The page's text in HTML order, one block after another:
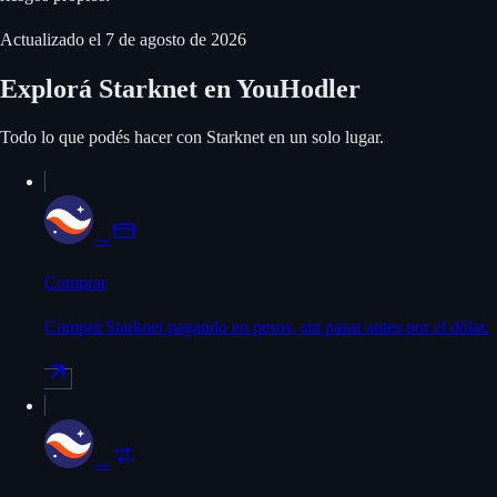
Actualizado el 7 de agosto de 2026
Explorá Starknet en YouHodler
Todo lo que podés hacer con Starknet en un solo lugar.
→
Comprar
Comprá Starknet pagando en pesos, sin pasar antes por el dólar.
→